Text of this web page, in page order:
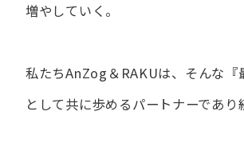
増やしていく。
私たちAnZog＆RAKUは、​そんな​『
と​して共に​歩める​パートナーであり